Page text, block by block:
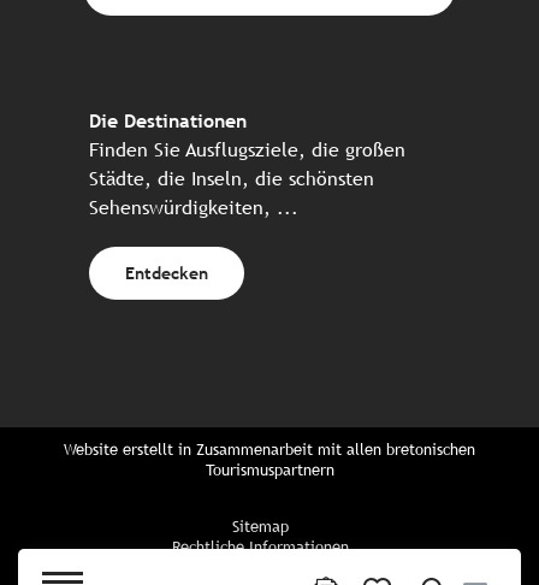
Die Destinationen
Finden Sie Ausflugsziele, die großen
Städte, die Inseln, die schönsten
Sehenswürdigkeiten, ...
Entdecken
Website erstellt in Zusammenarbeit mit allen bretonischen
Tourismuspartnern
Sitemap
Rechtliche Informationen